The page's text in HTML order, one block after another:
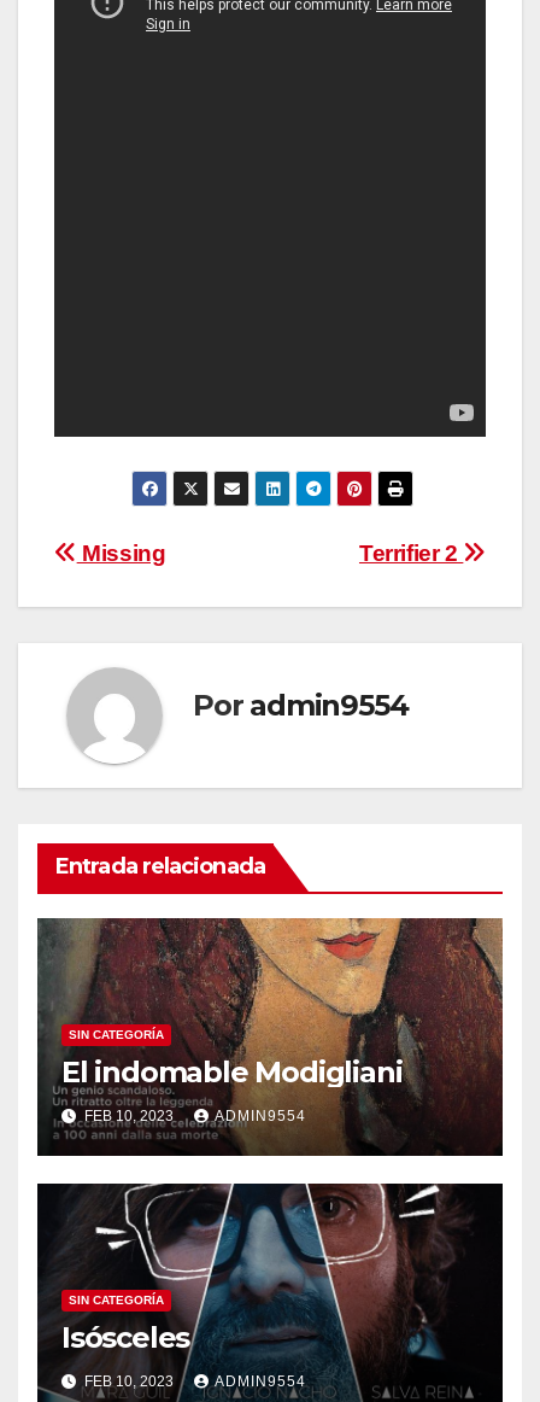
Navegación
de
entradas
Terrifier 2
Missing
Por admin9554
Entrada relacionada
SIN CATEGORÍA
El indomable Modigliani
FEB 10, 2023 ADMIN9554
SIN CATEGORÍA
Isósceles
FEB 10, 2023 ADMIN9554